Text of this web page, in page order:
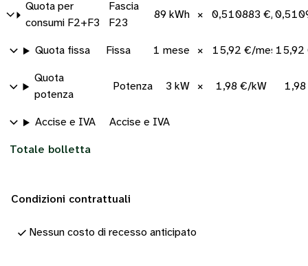
Quota per
consumi F2+F3
Fascia
F23
89 kWh × 0,510883 €/kWh
Quota fissa Fissa 1 mese × 15,92 €/mese15,92
Quota
potenza
Potenza 3 kW × 1,98 €/kW
Accise e IVA Accise e IVA
Totale bolletta
Condizioni contrattuali
Nessun costo di recesso anticipato